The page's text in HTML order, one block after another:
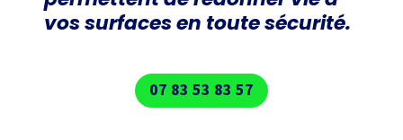
vos surfaces en toute sécurité.
07 83 53 83 57